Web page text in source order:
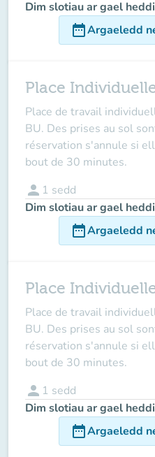
Dim slotiau ar gael
date_rangeArgaeledd
Place
Place de travail
BU. Des prises au sol
réservation s'annule si
bout de 30 minutes.
person 1 sedd
Dim slotiau ar gael
date_rangeArgaeledd
Place
Place de travail
BU. Des prises au sol
réservation s'annule si
bout de 30 minutes.
person 1 sedd
Dim slotiau ar gael
date_rangeArgaeledd